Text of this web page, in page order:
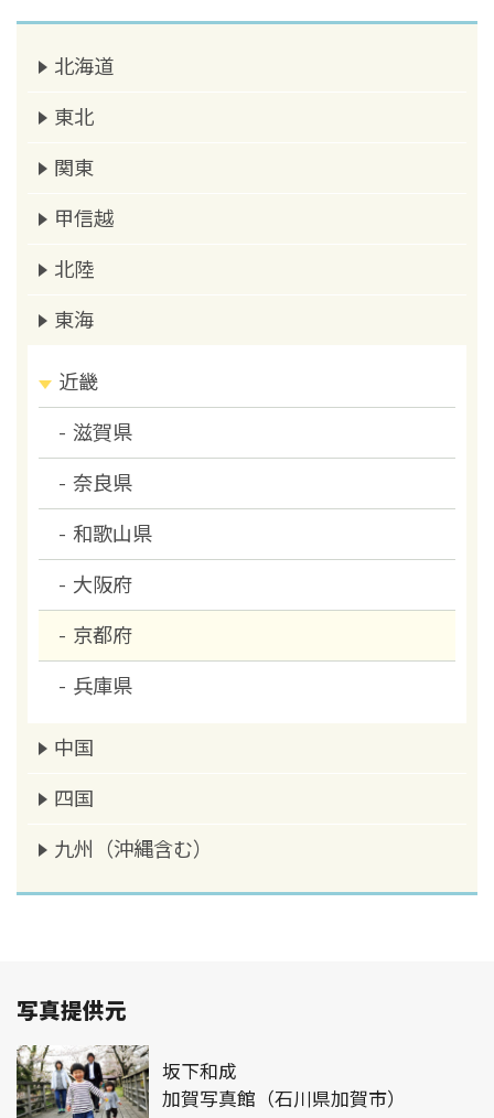
北海道
東北
関東
甲信越
北陸
東海
近畿
滋賀県
奈良県
和歌山県
大阪府
京都府
兵庫県
中国
四国
九州（沖縄含む）
写真提供元
坂下和成
加賀写真館（石川県加賀市）